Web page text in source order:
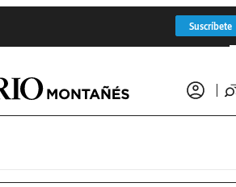
Suscríbete